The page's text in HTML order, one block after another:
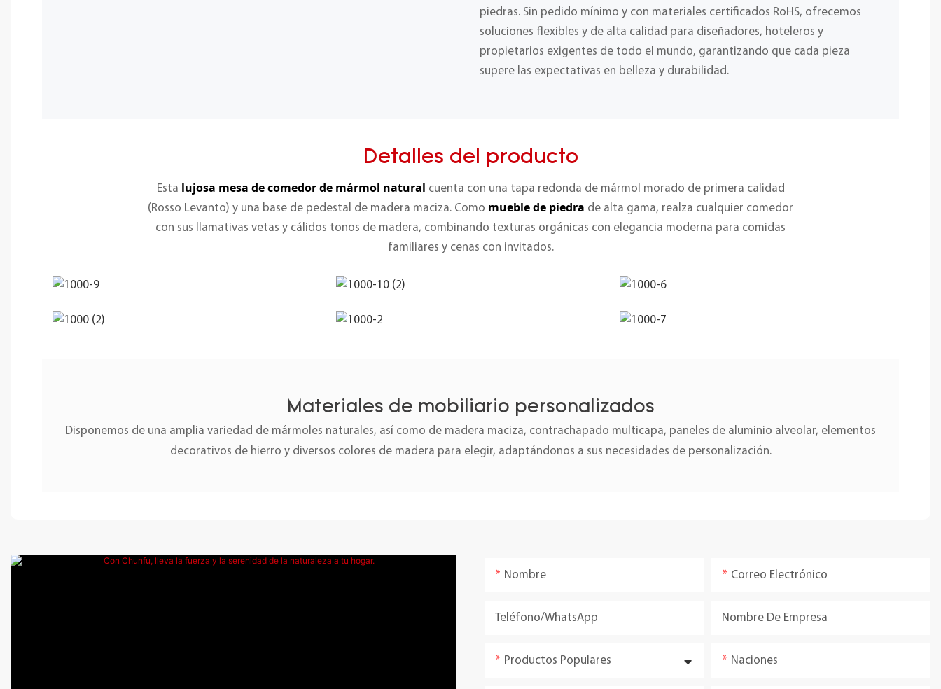
piedras. Sin pedido mínimo y con materiales certificados RoHS, ofrecemos
soluciones flexibles y de alta calidad para diseñadores, hoteleros y
propietarios exigentes de todo el mundo, garantizando que cada pieza
supere las expectativas en belleza y durabilidad.
Detalles del producto
Esta lujosa mesa de comedor de mármol natural cuenta con una tapa redonda de mármol morado de primera calidad
(Rosso Levanto) y una base de pedestal de madera maciza. Como mueble de piedra de alta gama, realza cualquier comedor
con sus llamativas vetas y cálidos tonos de madera, combinando texturas orgánicas con elegancia moderna para comidas
familiares y cenas con invitados.
Materiales de mobiliario personalizados
Disponemos de una amplia variedad de mármoles naturales, así como de madera maciza, contrachapado multicapa, paneles de aluminio alveolar, elementos
decorativos de hierro y diversos colores de madera para elegir, adaptándonos a sus necesidades de personalización.
Nombre Correo Electrónico
Teléfono/WhatsApp Nombre De Empresa
Productos Populares Naciones